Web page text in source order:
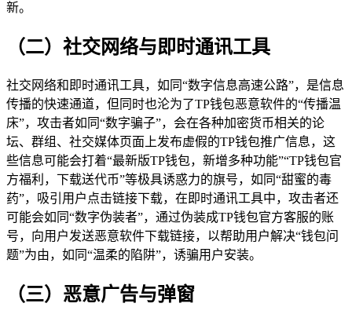
新。
（二）社交网络与即时通讯工具
社交网络和即时通讯工具，如同“数字信息高速公路”，是信息
传播的快速通道，但同时也沦为了TP钱包恶意软件的“传播温
床”，攻击者如同“数字骗子”，会在各种加密货币相关的论
坛、群组、社交媒体页面上发布虚假的TP钱包推广信息，这
些信息可能会打着“最新版TP钱包，新增多种功能”“TP钱包官
方福利，下载送代币”等极具诱惑力的旗号，如同“甜蜜的毒
药”，吸引用户点击链接下载，在即时通讯工具中，攻击者还
可能会如同“数字伪装者”，通过伪装成TP钱包官方客服的账
号，向用户发送恶意软件下载链接，以帮助用户解决“钱包问
题”为由，如同“温柔的陷阱”，诱骗用户安装。
（三）恶意广告与弹窗